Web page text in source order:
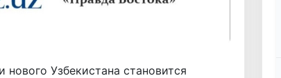
Узбекистана становится